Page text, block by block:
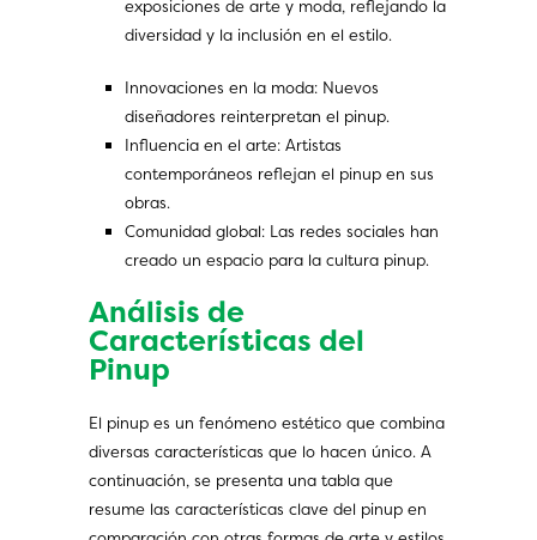
exposiciones de arte y moda, reflejando la
diversidad y la inclusión en el estilo.
Innovaciones en la moda: Nuevos
diseñadores reinterpretan el pinup.
Influencia en el arte: Artistas
contemporáneos reflejan el pinup en sus
obras.
Comunidad global: Las redes sociales han
creado un espacio para la cultura pinup.
Análisis de
Características del
Pinup
El pinup es un fenómeno estético que combina
diversas características que lo hacen único. A
continuación, se presenta una tabla que
resume las características clave del pinup en